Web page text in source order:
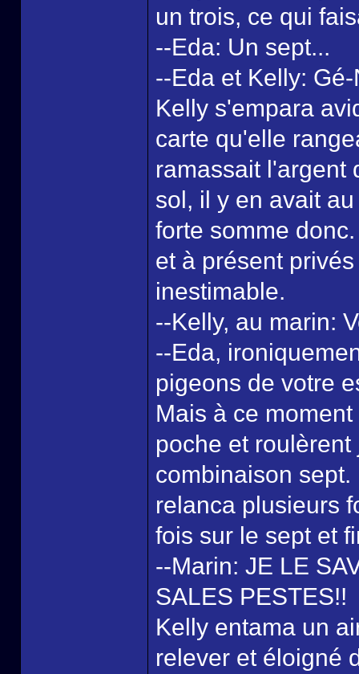
un trois, ce qui
--Eda: Un sept...
--Eda et Kelly:
Kelly s'empara
carte qu'elle
ramassait l'argent
sol, il y en avait
forte somme
et à présent
inestimable.
--Kelly, au marin:
--Eda,
pigeons de votre
Mais à ce
poche et
combinaison
relanca plusieurs
fois sur le sept et
--Marin: JE LE
SALES PESTES!!
Kelly entama un
relever et éloigné